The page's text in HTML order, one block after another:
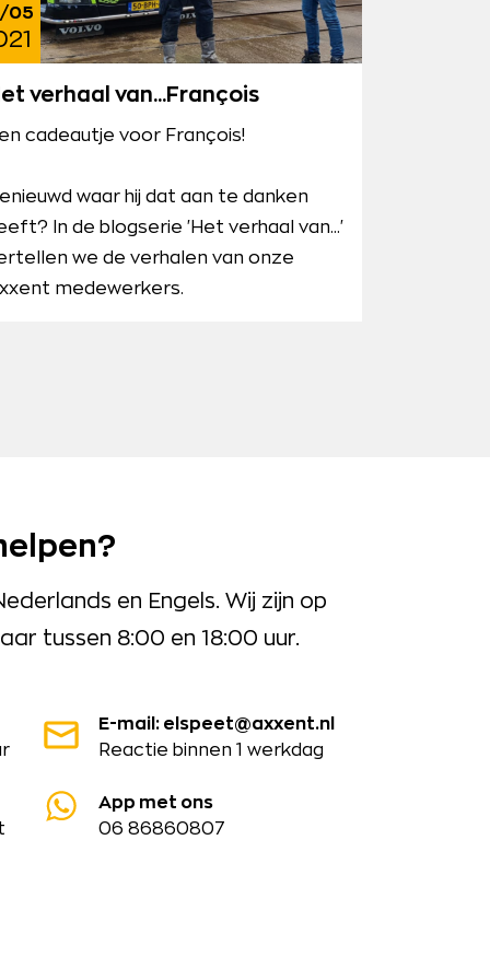
05
verhaal van...François
cadeautje voor François!
waar hij dat aan te danken
In de blogserie 'Het verhaal van...'
we de verhalen van onze
medewerkers.
en Engels. Wij zijn op
tussen 8:00 en 18:00 uur.
E-mail: elspeet@axxent.nl
Reactie binnen 1 werkdag
App met ons
06 86860807